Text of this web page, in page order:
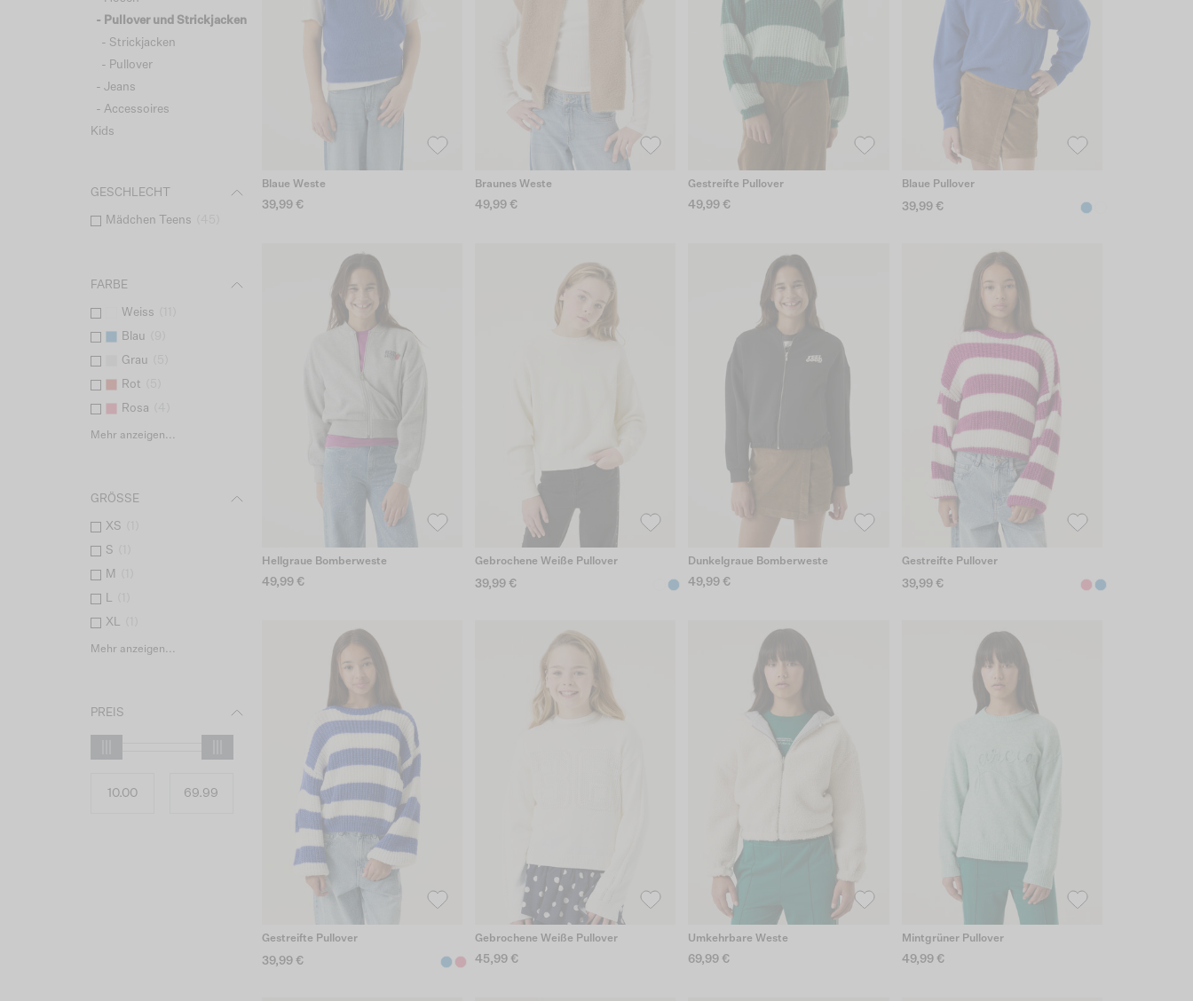
- Pullover und Strickjacken
- Strickjacken
- Pullover
- Jeans
- Accessoires
Kids
GESCHLECHT
Mädchen Teens
FARBE
Weiss
Blau
Grau
Rot
Rosa
Mehr anzeigen...
GRÖSSE
XS
S
M
L
XL
Mehr anzeigen...
PREIS
Blaue Weste
39,99 €
Braunes Weste
49,99 €
Gestreifte Pullover
49,99 €
Blaue Pullover
39,99 €
Hellgraue Bomberweste
49,99 €
Gebrochene Weiße Pullover
39,99 €
Dunkelgraue Bomberweste
49,99 €
Gestreifte Pullover
39,99 €
Gestreifte Pullover
39,99 €
Gebrochene Weiße Pullover
45,99 €
Umkehrbare Weste
69,99 €
Mintgrüner Pullover
49,99 €